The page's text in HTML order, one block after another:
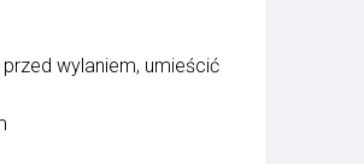
wylaniem, umieścić